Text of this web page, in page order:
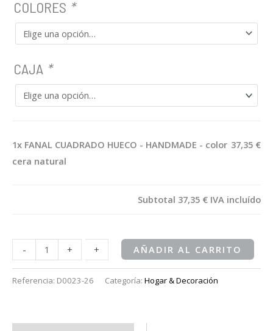
COLORES *
CAJA *
1x FANAL CUADRADO HUECO - HANDMADE - color
cera natural
37,35 €
Subtotal 37,35 € IVA incluído
-- + + AÑADIR AL CARRITO
Referencia: D0023-26 Categoría: Hogar & Decoración